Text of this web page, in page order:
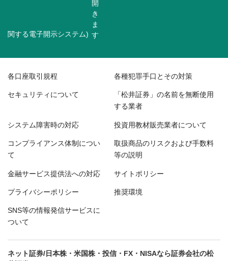
関する電子開示システム)
各口座取引規程 各種犯罪手口とその対策
セキュリティについて 「松井証券」の名前を無断使用
する業者
システム障害時の対応 投資用教材販売業者について
コンプライアンス体制につい
て
取扱商品のリスクおよび手数料
等の説明
金融サービス提供法への対応 サイトポリシー
プライバシーポリシー 推奨環境
SNS等の情報発信サービスに
ついて
ネット証券/日本株・米国株・投信・FX・NISAなら証券会社の松